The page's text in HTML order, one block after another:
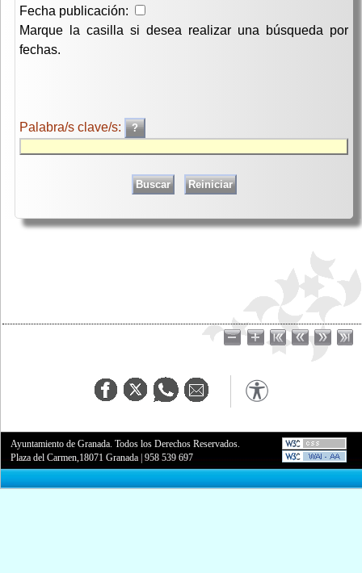
Fecha publicación:
Marque la casilla si desea realizar una búsqueda por
fechas.
Palabra/s clave/s:
Ayuntamiento de Granada. Todos los Derechos Reservados.
Plaza del Carmen,18071 Granada |958 539 697